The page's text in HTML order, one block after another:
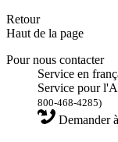
Retour
Haut de la page
Pour nous contacter
Service en
Service pour
800-468-4285)
Demander